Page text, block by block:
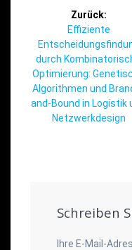
Zurück:
Vorheriger
Beitrag:
Effiziente
durch
Optimierung:
Algorithmen und
and-Bound in Logistik
Netzwerkdesign
Schreiben
Ihre E-Mail-